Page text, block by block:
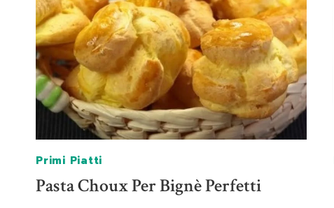
Primi Piatti
Pasta Choux Per Bignè Perfetti